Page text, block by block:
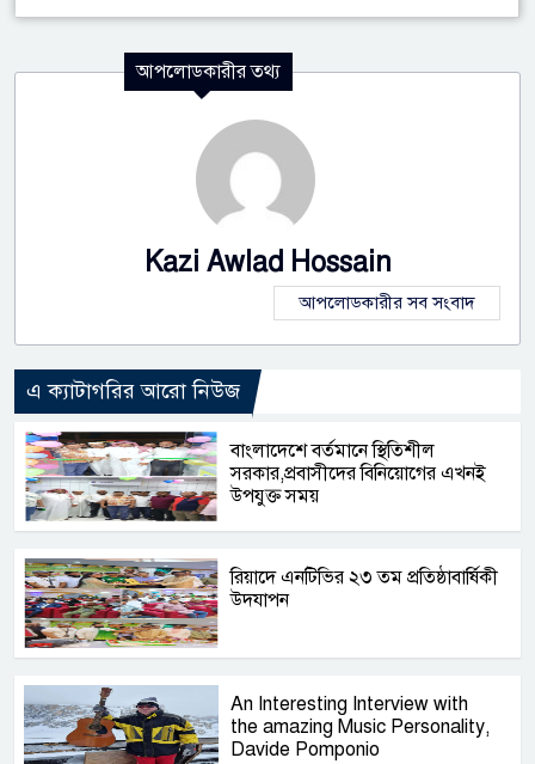
আপলোডকারীর তথ্য
Kazi Awlad Hossain
আপলোডকারীর সব সংবাদ
এ ক্যাটাগরির আরো নিউজ
বাংলাদেশে বর্তমানে স্থিতিশীল
সরকার,প্রবাসীদের বিনিয়োগের এখনই
উপযুক্ত সময়
রিয়াদে এনটিভির ২৩ তম প্রতিষ্ঠাবার্ষিকী
উদযাপন
An Interesting Interview with
the amazing Music Personality,
Davide Pomponio